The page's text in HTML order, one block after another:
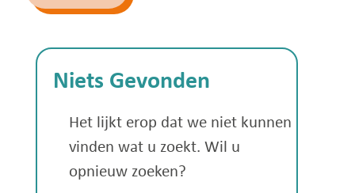
Niets Gevonden
Het lijkt erop dat we niet kunnen
vinden wat u zoekt. Wil u
opnieuw zoeken?